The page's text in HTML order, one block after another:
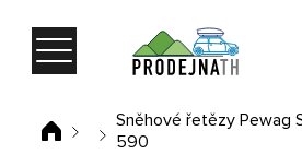
Sněhové řetězy Pewag
590